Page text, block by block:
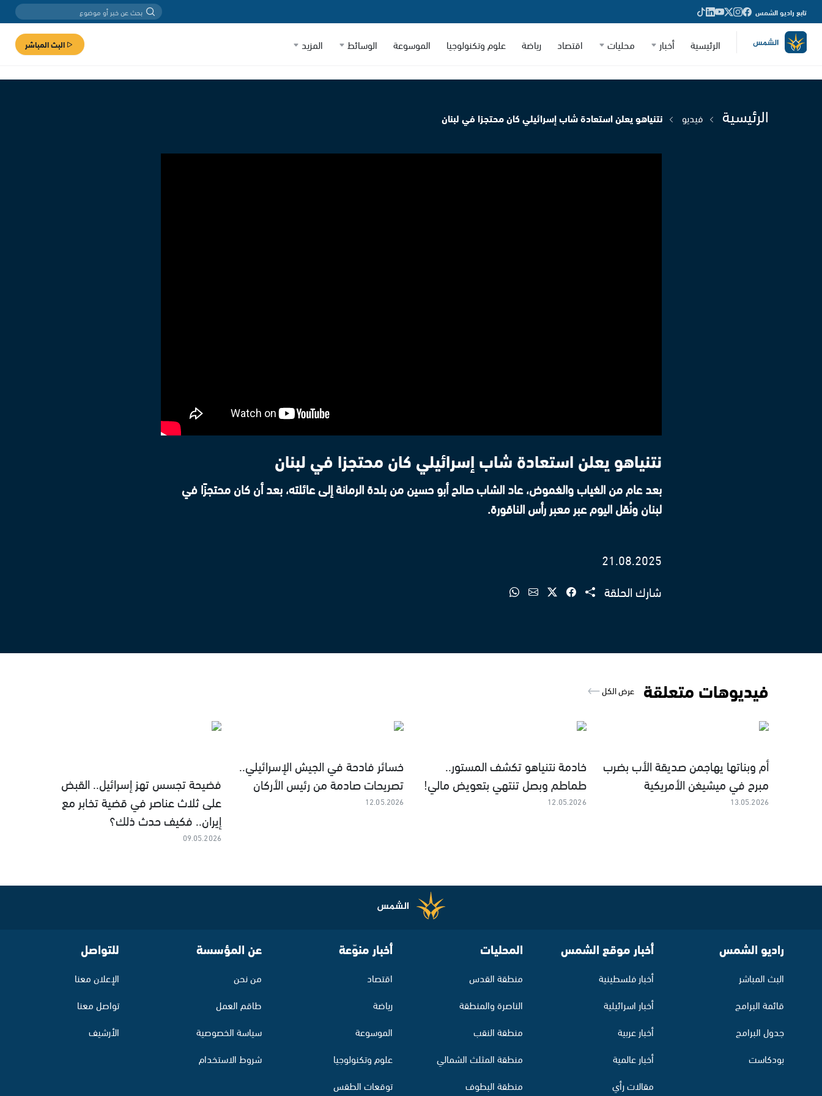
تابع راديو الشمس
الرئيسية أخبار محليات اقتصاد رياضة علوم وتكنولوجيا الموسوعة الوسائط المزيد البث المباشر
الرئيسية فيديو نتنياهو يعلن استعادة شاب إسرائيلي كان محتجزا في لبنان
نتنياهو يعلن استعادة شاب إسرائيلي كان محتجزا في لبنان
بعد عام من الغياب والغموض، عاد الشاب صالح أبو حسين من بلدة الرمانة إلى عائلته، بعد أن كان محتجزًا في
لبنان ونُقل اليوم عبر معبر رأس الناقورة.
21.08.2025
شارك الحلقة
فيديوهات متعلقة عرض الكل
أم وبناتها يهاجمن صديقة الأب بضرب
مبرح في ميشيغن الأمريكية
13.05.2026
خادمة نتنياهو تكشف المستور..
طماطم وبصل تنتهي بتعويض مالي!
12.05.2026
خسائر فادحة في الجيش الإسرائيلي..
تصريحات صادمة من رئيس الأركان
12.05.2026
فضيحة تجسس تهز إسرائيل.. القبض
على ثلاث عناصر في قضية تخابر مع
إيران.. فكيف حدث ذلك؟
09.05.2026
راديو الشمس
البث المباشر
قائمة البرامج
جدول البرامج
بودكاست
أخبار موقع الشمس
أخبار فلسطينية
أخبار اسرائيلية
أخبار عربية
أخبار عالمية
مقالات رأي
المحليات
منطقة القدس
الناصرة والمنطقة
منطقة النقب
منطقة المثلث الشمالي
منطقة البطوف
أخبار منوّعة
اقتصاد
رياضة
الموسوعة
علوم وتكنولوجيا
توقعات الطقس
عن المؤسسة
من نحن
طاقم العمل
سياسة الخصوصية
شروط الاستخدام
للتواصل
الإعلان معنا
تواصل معنا
الأرشيف